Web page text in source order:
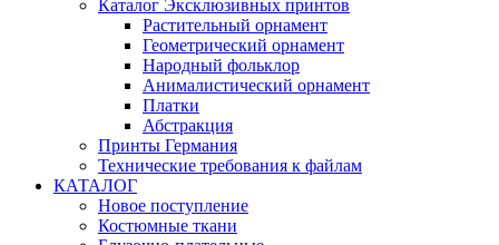
Каталог Эксклюзивных принтов
Растительный орнамент
Геометрический орнамент
Народный фольклор
Анималистический орнамент
Платки
Абстракция
Принты Германия
Технические требования к файлам
КАТАЛОГ
Новое поступление
Костюмные ткани